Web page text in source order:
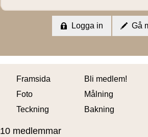
Framsida Bli medlem!
Foto
Målning
Teckning
Bakning
10 medlemmar
Logga in Gå